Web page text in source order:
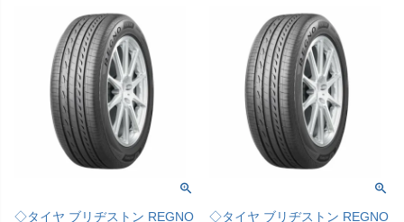
◇タイヤ ブリヂストン REGNO ◇タイヤ ブリヂストン REGNO